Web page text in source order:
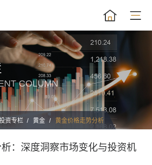
COLUMN
资专栏 黄金 黄金价格走势分析
：深度洞察市场变化与投资机